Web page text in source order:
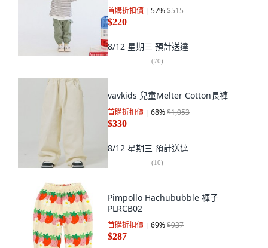
首購折扣價 57%$515
$220
8/12 星期三 預計送達
(70)
vavkids 兒童Melter Cotton長褲
首購折扣價 68%$1,053
$330
8/12 星期三 預計送達
(10)
Pimpollo Hachububble 褲子
PLRCB02
首購折扣價 69%$937
$287